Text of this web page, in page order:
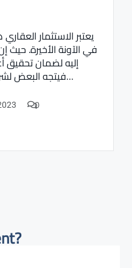
يعتبر الاستثمار
في الآونة الأخيرة. حيث
إليه لضمان تحقيق
فيتجه البعض لشراء الوحدات السكنية بغرض…
0